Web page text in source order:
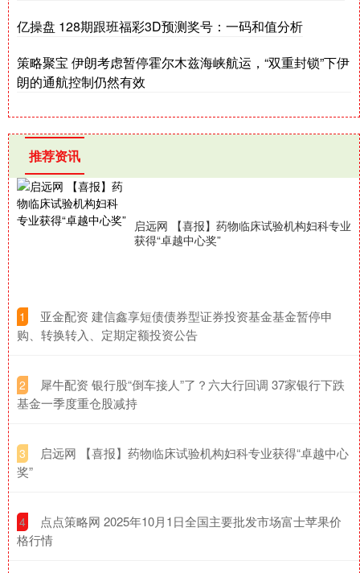
亿操盘 128期跟班福彩3D预测奖号：一码和值分析
策略聚宝 伊朗考虑暂停霍尔木兹海峡航运，“双重封锁”下伊
朗的通航控制仍然有效
推荐资讯
启远网 【喜报】药物临床试验机构妇科专业
获得“卓越中心奖”
1
​亚金配资 建信鑫享短债债券型证券投资基金基金暂停申
购、转换转入、定期定额投资公告
2
​犀牛配资 银行股“倒车接人”了？六大行回调 37家银行下跌
基金一季度重仓股减持
3
​启远网 【喜报】药物临床试验机构妇科专业获得“卓越中心
奖”
4
​点点策略网 2025年10月1日全国主要批发市场富士苹果价
格行情